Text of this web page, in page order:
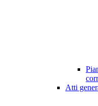
Atti